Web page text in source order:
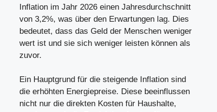
Inflation im Jahr 2026 einen Jahresdurchschnitt
von 3,2%, was über den Erwartungen lag. Dies
bedeutet, dass das Geld der Menschen weniger
wert ist und sie sich weniger leisten können als
zuvor.
Ein Hauptgrund für die steigende Inflation sind
die erhöhten Energiepreise. Diese beeinflussen
nicht nur die direkten Kosten für Haushalte,